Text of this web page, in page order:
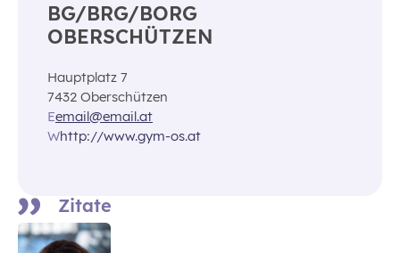
BG/BRG/BORG
OBERSCHÜTZEN
Hauptplatz 7
7432 Oberschützen
Eemail@email.at
Whttp://www.gym-os.at
Zitate